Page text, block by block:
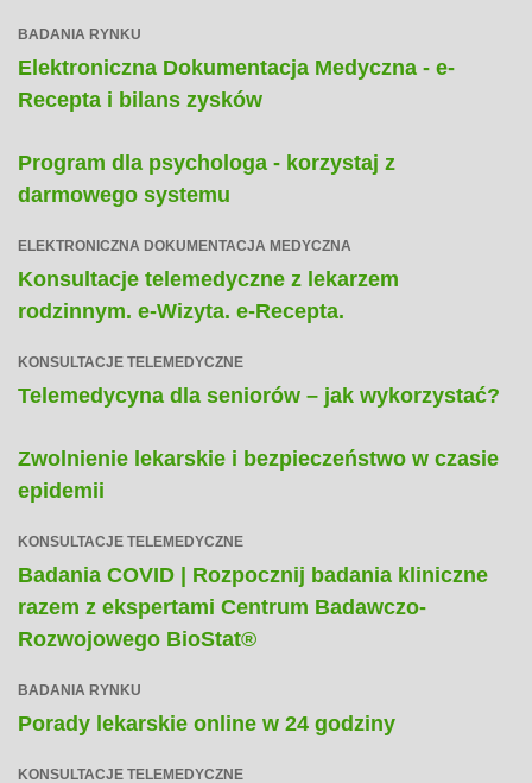
BADANIA RYNKU
Elektroniczna Dokumentacja Medyczna - e-
Recepta i bilans zysków
Program dla psychologa - korzystaj z
darmowego systemu
ELEKTRONICZNA DOKUMENTACJA MEDYCZNA
Konsultacje telemedyczne z lekarzem
rodzinnym. e-Wizyta. e-Recepta.
KONSULTACJE TELEMEDYCZNE
Telemedycyna dla seniorów – jak wykorzystać?
Zwolnienie lekarskie i bezpieczeństwo w czasie
epidemii
KONSULTACJE TELEMEDYCZNE
Badania COVID | Rozpocznij badania kliniczne
razem z ekspertami Centrum Badawczo-
Rozwojowego BioStat®
BADANIA RYNKU
Porady lekarskie online w 24 godziny
KONSULTACJE TELEMEDYCZNE